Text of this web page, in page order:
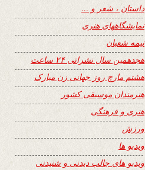
داستان ، شعر و …
نمایشگاههای هنری
نیمه شعبان
هجدهمین سال نشراتی ۲۴ ساعت
هشتم مارچ روز جهانی زن مبارک
هنرمندان موسیقی کشور
هنری و فرهنگی
ورزش
ویدیو ها
ویدیو های جالب دیدنی و شنیدنی